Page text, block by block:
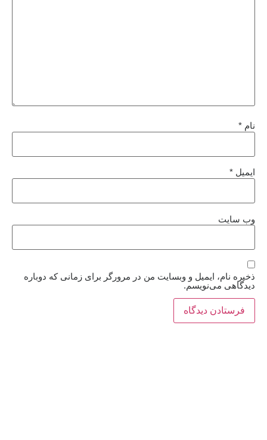
نام *
ایمیل *
وب‌ سایت
ذخیره نام، ایمیل و وبسایت من در مرورگر برای زمانی که دوباره
دیدگاهی می‌نویسم.